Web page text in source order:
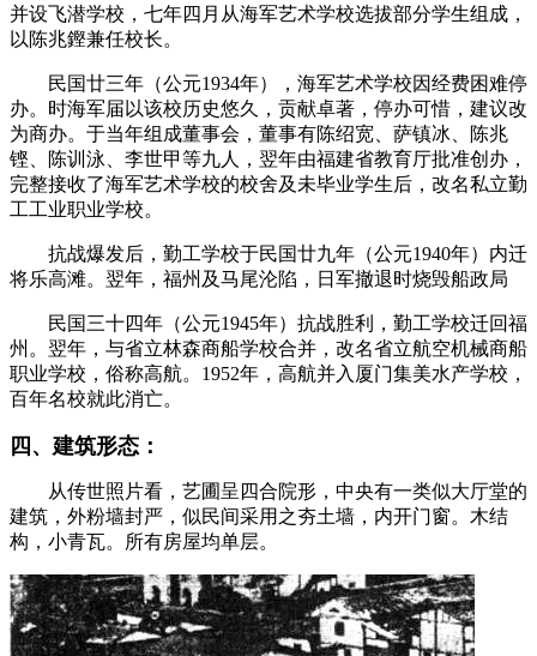
并设飞潜学校，七年四月从海军艺术学校选拔部分学生组成，
以陈兆鏗兼任校长。
民国廿三年（公元1934年），海军艺术学校因经费困难停
办。时海军届以该校历史悠久，贡献卓著，停办可惜，建议改
为商办。于当年组成董事会，董事有陈绍宽、萨镇冰、陈兆
铿、陈训泳、李世甲等九人，翌年由福建省教育厅批准创办，
完整接收了海军艺术学校的校舍及未毕业学生后，改名私立勤
工工业职业学校。
抗战爆发后，勤工学校于民国廿九年（公元1940年）内迁
将乐高滩。翌年，福州及马尾沦陷，日军撤退时烧毁船政局
民国三十四年（公元1945年）抗战胜利，勤工学校迁回福
州。翌年，与省立林森商船学校合并，改名省立航空机械商船
职业学校，俗称高航。1952年，高航并入厦门集美水产学校，
百年名校就此消亡。
四、建筑形态：
从传世照片看，艺圃呈四合院形，中央有一类似大厅堂的
建筑，外粉墙封严，似民间采用之夯土墙，内开门窗。木结
构，小青瓦。所有房屋均单层。